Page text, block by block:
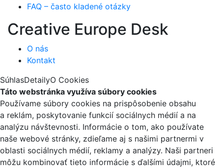
FAQ – často kladené otázky
Creative Europe Desk
O nás
Kontakt
SúhlasDetailyO Cookies
Táto webstránka využíva súbory cookies
Používame súbory cookies na prispôsobenie obsahu
a reklám, poskytovanie funkcií sociálnych médií a na
analýzu návštevnosti. Informácie o tom, ako používate
naše webové stránky, zdieľame aj s našimi partnermi v
oblasti sociálnych médií, reklamy a analýzy. Naši partneri
môžu kombinovať tieto informácie s ďalšími údajmi, ktoré